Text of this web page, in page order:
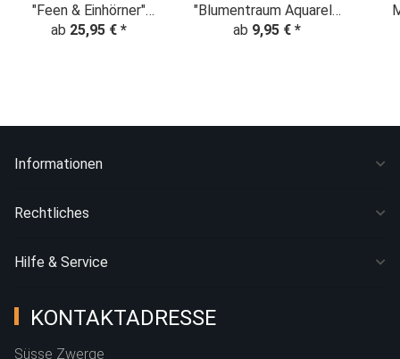
"Feen & Einhörner"
creme-altrosa
ab 25,95 € *
"Blumentraum Aquarell"
creme-altrosa
ab 9,95 € *
Informationen
Rechtliches
Hilfe & Service
KONTAKTADRESSE
Süsse Zwerge